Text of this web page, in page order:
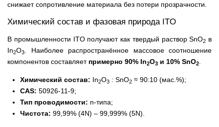
снижает сопротивление материала без потери прозрачности.
Химический состав и фазовая природа ITO
В промышленности ITO получают как твердый раствор SnO2 в
In2O3
. Наиболее распространённое массовое соотношение
компонентов составляет примерно 90% In2O3 и 10% SnO2
Химический состав: In2O3 : SnO2 ≈ 90:10 (мас.%);
CAS: 50926-11-9;
Тип проводимости: n-типа;
Чистота: 99,99% (4N) – 99,999% (5N).